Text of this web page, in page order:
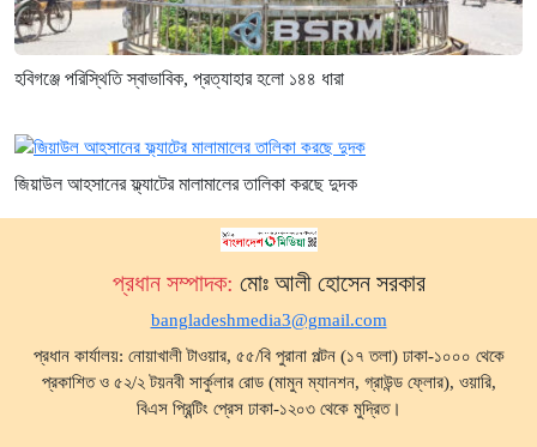
হবিগঞ্জে পরিস্থিতি স্বাভাবিক, প্রত্যাহার হলো ১৪৪ ধারা
জিয়াউল আহসানের ফ্ল্যাটের মালামালের তালিকা করছে দুদক
প্রধান সম্পাদক: মোঃ আলী হোসেন সরকার
bangladeshmedia3@gmail.com
প্রধান কার্যালয়: নোয়াখালী টাওয়ার, ৫৫/বি পুরানা পল্টন (১৭ তলা) ঢাকা-১০০০ থেকে
প্রকাশিত ও ৫২/২ টয়নবী সার্কুলার রোড (মামুন ম্যানশন, গ্রাউন্ড ফ্লোর), ওয়ারি,
বিএস প্রিন্টিং প্রেস ঢাকা-১২০৩ থেকে মুদ্রিত।